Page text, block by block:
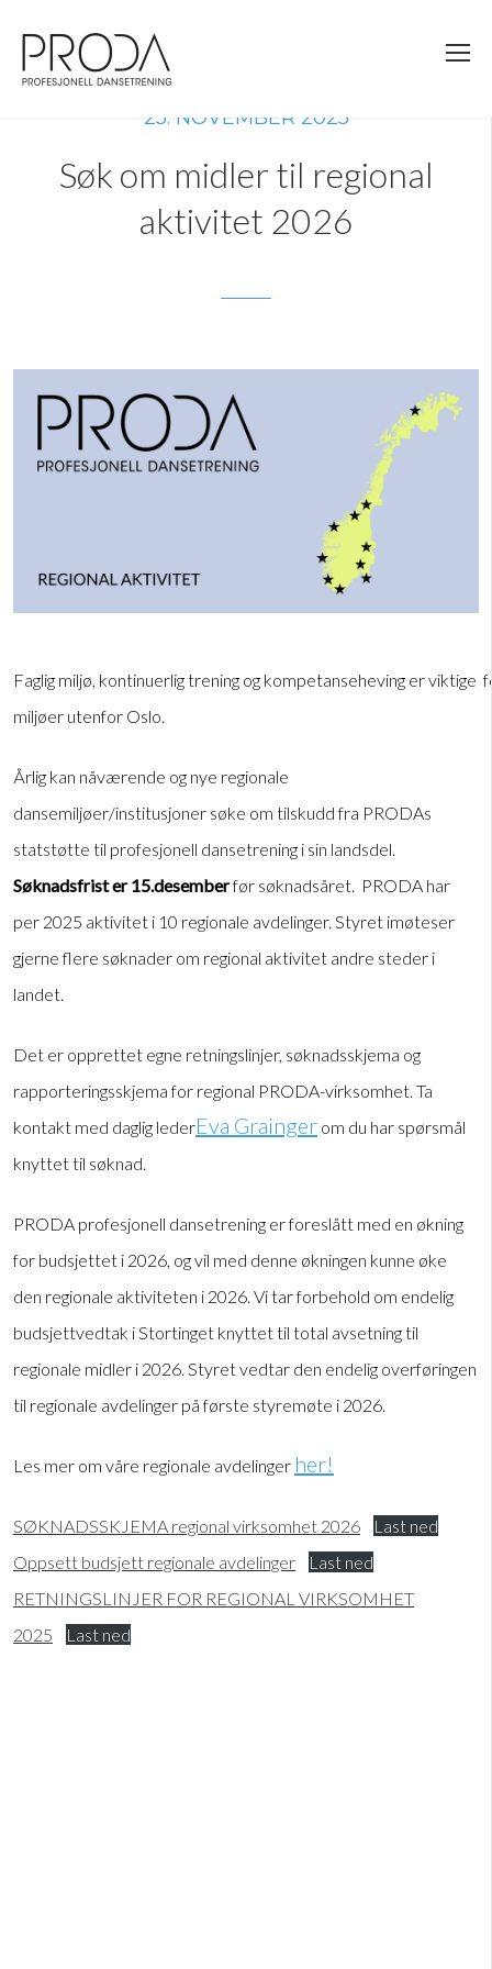
sidens
hovedinnhold
25. NOVEMBER 2025
Søk om midler til regional
aktivitet 2026
Faglig miljø, kontinuerlig trening og kompetanseheving er
miljøer utenfor Oslo.
Årlig kan nåværende og nye regionale
dansemiljøer/institusjoner søke om tilskudd fra PRODAs
statstøtte til profesjonell dansetrening i sin landsdel.
Søknadsfrist er 15.desemberfør søknadsåret. PRODA har
per 2025 aktivitet i 10 regionale avdelinger. Styret imøteser
gjerne flere søknader om regional aktivitet andre steder i
landet.
Det er opprettet egne retningslinjer, søknadsskjema og
rapporteringsskjema for regional PRODA-virksomhet. Ta
kontakt med daglig lederEva Grainger om du har spørsmål
knyttet til søknad.
PRODA profesjonell dansetrening er foreslått med en økning
for budsjettet i 2026, og vil med denne økningen kunne øke
den regionale aktiviteten i 2026. Vi tar forbehold om endelig
budsjettvedtak i Stortinget knyttet til total avsetning til
regionale midler i 2026. Styret vedtar den endelig overføringen
til regionale avdelinger på første styremøte i 2026.
Les mer om våre regionale avdelinger her!
SØKNADSSKJEMA regional virksomhet 2026
Last ned
Oppsett budsjett regionale avdelinger
Last ned
RETNINGSLINJER FOR REGIONAL VIRKSOMHET
2025
Last ned